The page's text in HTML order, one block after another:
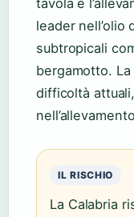
leader nell’olio
subtropicali
bergamotto.
difficoltà
IL RISCHIO
La Calabria